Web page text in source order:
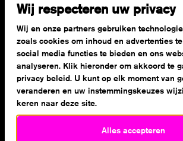
Media & events
Opslaan
Wij respecteren uw privacy
Wij en onze partners gebruiken
zoals cookies om inhoud en advertenties
social media functies te bieden en ons
analyseren. Klik hieronder om akkoord te
privacy beleid. U kunt op elk moment van
veranderen en uw instemmingskeuzes
keren naar deze site.
Alles accepteren